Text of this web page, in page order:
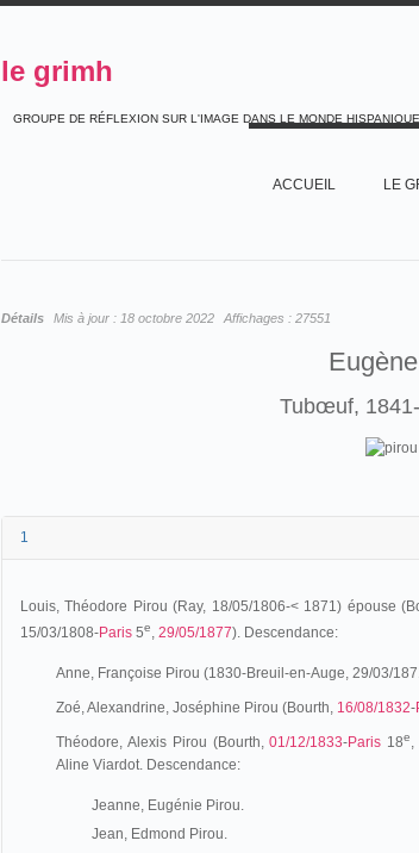
le grimh
GROUPE DE RÉFLEXION SUR L'IMAGE DANS LE MONDE HISPANIQUE
ACCUEIL LE
Détails Mis à jour : 18 octobre 2022 Affichages : 27551
Tubœuf,
1
Louis, Théodore Pirou (Ray, 18/05/1806-< 1871) épouse
15/03/1808-Paris 5e, 29/05/1877). Descendance:
Anne, Françoise Pirou (1830-Breuil-en-Auge, 29/03/
Zoé, Alexandrine, Joséphine Pirou (Bourth, 16/08/1832-
Théodore, Alexis Pirou (Bourth,01/12/1833-Paris 18e
Aline Viardot. Descendance:
Jeanne, Eugénie Pirou.
Jean, Edmond Pirou.